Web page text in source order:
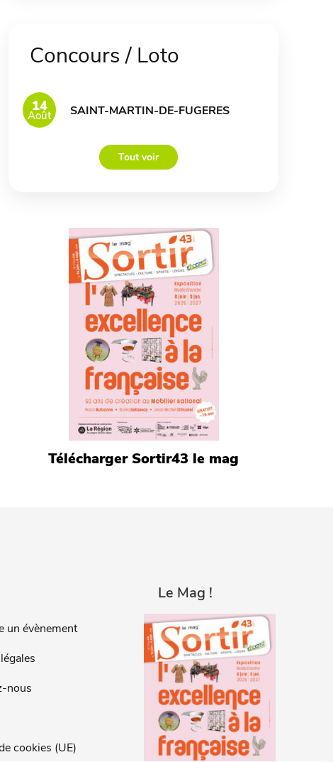
Concours / Loto
14
Août SAINT-MARTIN-DE-FUGERES
Tout voir
Télécharger Sortir43 le mag
un évènement
nous
cookies (UE)
Le Mag !